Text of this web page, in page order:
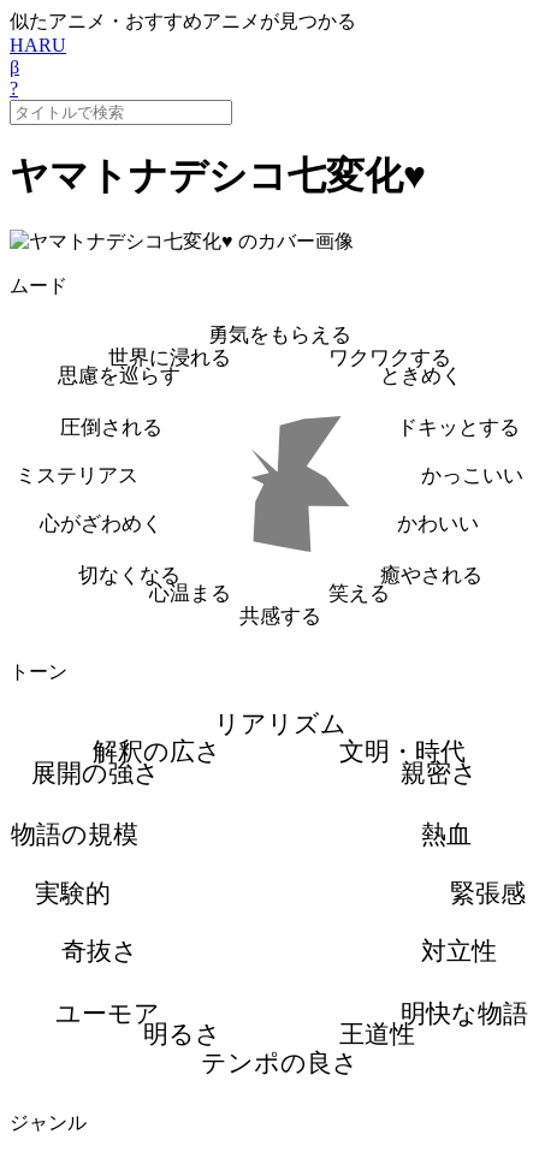
似たアニメ・おすすめアニメが見つかる
HARU
β
?
ヤマトナデシコ七変化♥
ムード
勇気をもらえる
ワクワクする
ときめく
ドキッとする
かっこいい
かわいい
癒やされる
笑える
共感する
心温まる
切なくなる
心がざわめく
ミステリアス
圧倒される
思慮を巡らす
世界に浸れる
トーン
リアリズム
文明・時代
親密さ
熱血
緊張感
対立性
明快な物語
王道性
テンポの良さ
明るさ
ユーモア
奇抜さ
実験的
物語の規模
展開の強さ
解釈の広さ
ジャンル